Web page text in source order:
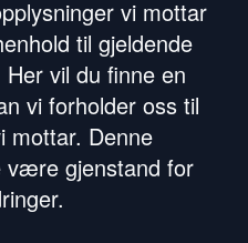
vi mottar
til gjeldende
vil du finne en
vi forholder oss til
mottar. Denne
gjenstand for